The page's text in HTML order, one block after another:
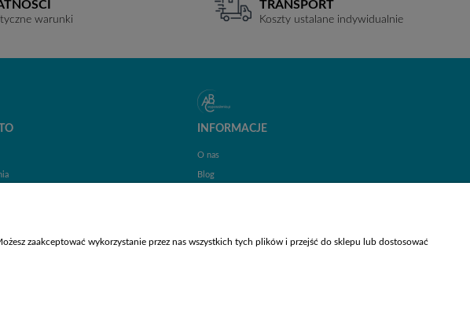
warunki
TRANSPORT
Koszty ustalane indywidualnie
INFORMACJE
O nas
Blog
zaakceptować wykorzystanie przez nas wszystkich tych plików i przejść do sklepu lub dostosować